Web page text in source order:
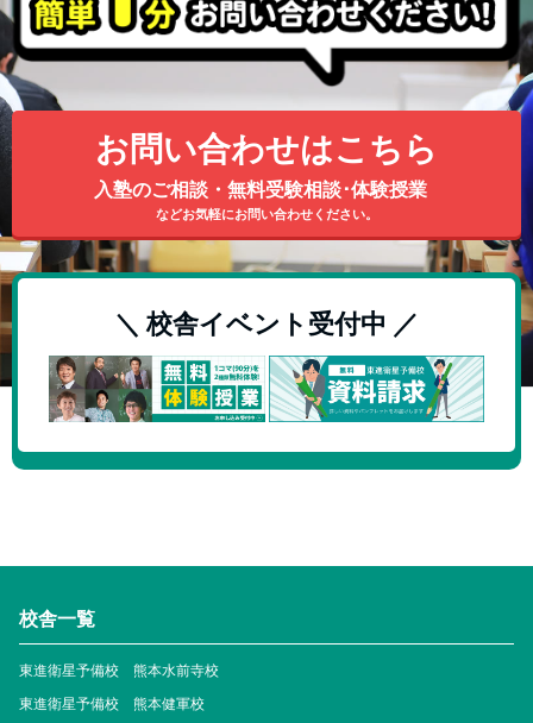
お問い合わせはこちら
入塾のご相談・無料受験相談･体験授業
などお気軽にお問い合わせください。
＼ 校舎イベント受付中 ／
校舎一覧
東進衛星予備校 熊本水前寺校
東進衛星予備校 熊本健軍校